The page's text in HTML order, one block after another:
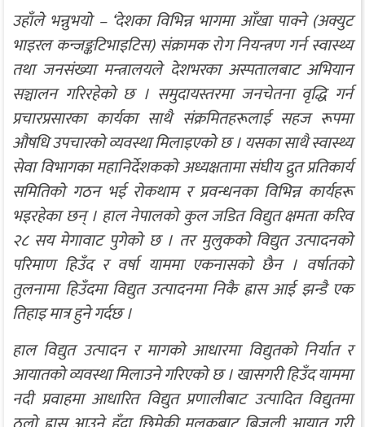
उहाँले भन्नुभयो – ‘देशका विभिन्न भागमा आँखा पाक्ने (अक्युट
भाइरल कन्जङ्कटिभाइटिस) संक्रामक रोग नियन्त्रण गर्न स्वास्थ्य
तथा जनसंख्या मन्त्रालयले देशभरका अस्पतालबाट अभियान
सञ्चालन गरिरहेको छ । समुदायस्तरमा जनचेतना वृद्धि गर्न
प्रचारप्रसारका कार्यका साथै संक्रमितहरूलाई सहज रूपमा
औषधि उपचारको व्यवस्था मिलाइएको छ । यसका साथै स्वास्थ्य
सेवा विभागका महानिर्देशकको अध्यक्षतामा संघीय द्रुत प्रतिकार्य
समितिको गठन भई रोकथाम र प्रवन्धनका विभिन्न कार्यहरू
भइरहेका छन् । हाल नेपालको कुल जडित विद्युत क्षमता करिव
२८ सय मेगावाट पुगेको छ । तर मुलुकको विद्युत उत्पादनको
परिमाण हिउँद र वर्षा याममा एकनासको छैन । वर्षातको
तुलनामा हिउँदमा विद्युत उत्पादनमा निकै ह्रास आई झन्डै एक
तिहाइ मात्र हुने गर्दछ ।
हाल विद्युत उत्पादन र मागको आधारमा विद्युतको निर्यात र
आयातको व्यवस्था मिलाउने गरिएको छ । खासगरी हिउँद याममा
नदी प्रवाहमा आधारित विद्युत प्रणालीबाट उत्पादित विद्युतमा